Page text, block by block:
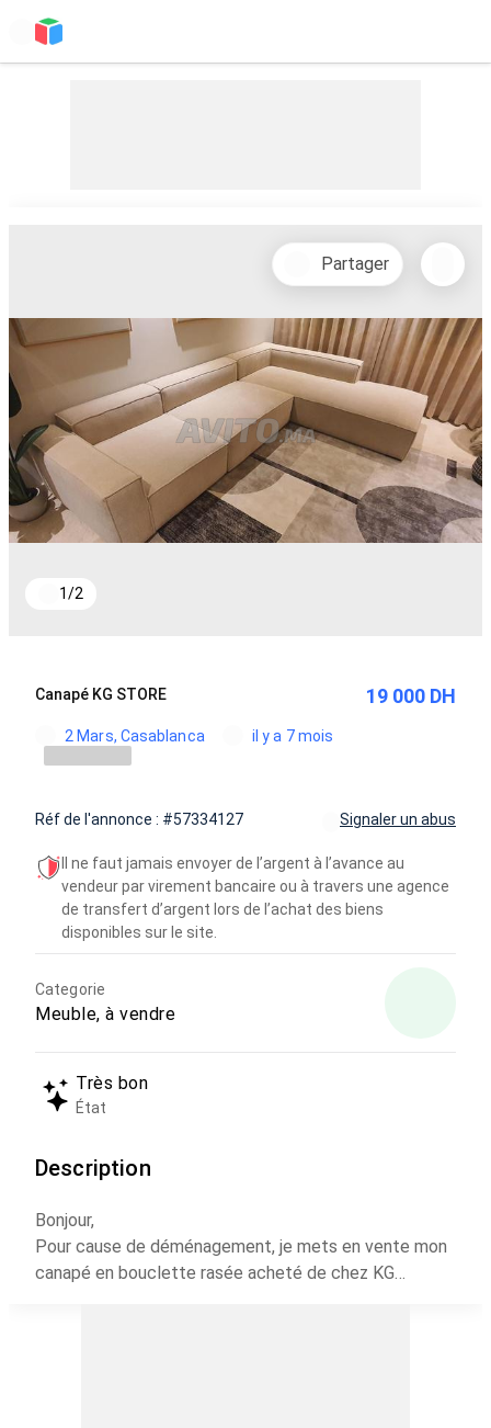
1/2
Partager
Canapé KG STORE 19 000 DH
2 Mars, Casablanca il y a 7 mois
Réf de l'annonce : #57334127 Signaler un abus
Il ne faut jamais envoyer de l’argent à l’avance au
vendeur par virement bancaire ou à travers une agence
de transfert d’argent lors de l’achat des biens
disponibles sur le site.
Categorie
Meuble, à vendre
Très bon
État
Description
Bonjour,
Pour cause de déménagement, je mets en vente mon
canapé en bouclette rasée acheté de chez KG